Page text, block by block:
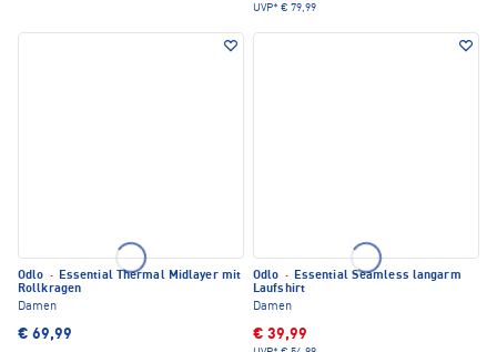
UVP* € 79,99
Odlo · Essential Thermal Midlayer mit
Rollkragen
Damen
€ 69,99
Odlo · Essential Seamless langarm
Laufshirt
Damen
€ 39,99